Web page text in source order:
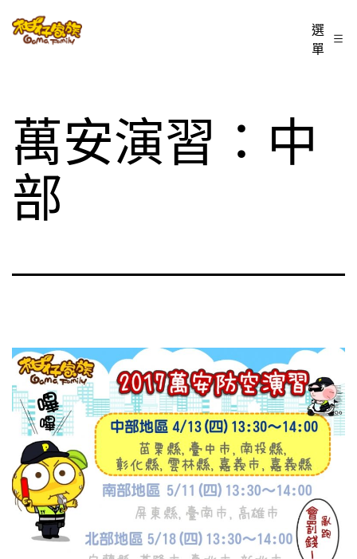
至
內
柑
族
BLOG
選
單
萬安演習：中
部